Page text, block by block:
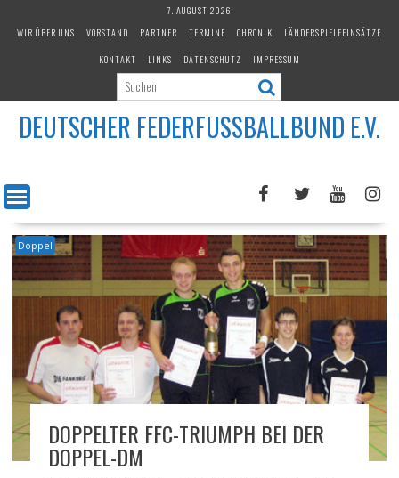
7. AUGUST 2026
WIR ÜBER UNS
VORSTAND PARTNER TERMINE CHRONIK
LÄNDERSPIELEEINSÄTZE
KONTAKT
LINKS DATENSCHUTZ IMPRESSUM
DEUTSCHER FEDERFUSSBALLBUND E.V.
Doppel
DOPPELTER FFC-TRIUMPH BEI DER
DOPPEL-DM